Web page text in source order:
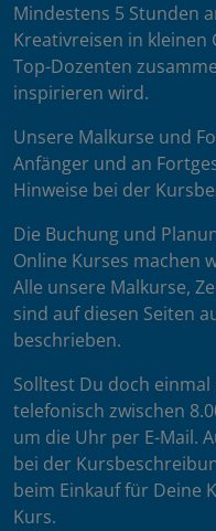
Mindestens 5 Stunden
Kreativreisen in
Top-Dozenten
inspirieren wird.
Unsere Malkurse und
Anfänger und an
Hinweise bei der
Die Buchung und
Online Kurses machen
Alle unsere Malkurse,
sind auf diesen Seiten
beschrieben.
Solltest Du doch
telefonisch zwischen
um die Uhr per E-Mail.
bei der
beim Einkauf für Deine
Kurs.